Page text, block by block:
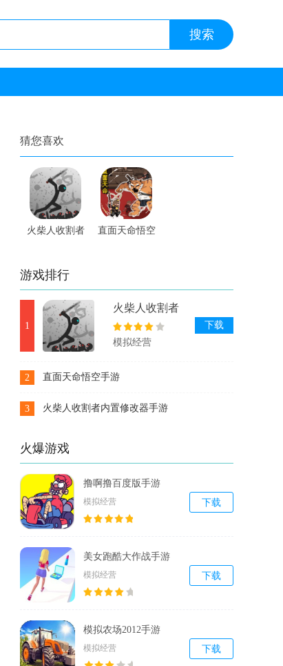
猜您喜欢
火柴人收割者
直面天命悟空
游戏排行
1
火柴人收割者
内置修改器手
游
模拟经营
下载
2 直面天命悟空手游
3 火柴人收割者内置修改器手游
火爆游戏
撸啊撸百度版手游
模拟经营 下载
美女跑酷大作战手游
模拟经营 下载
模拟农场2012手游
模拟经营 下载